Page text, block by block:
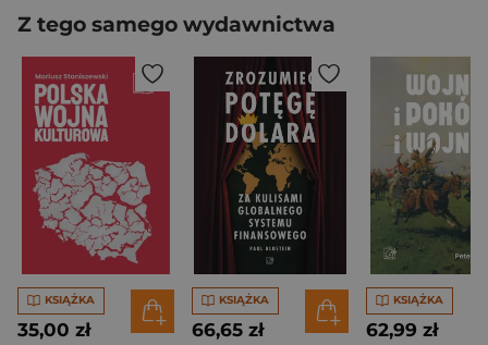
Z tego samego wydawnictwa
KSIĄŻKA
35,00 zł
KSIĄŻKA
66,65 zł
KSIĄŻKA
62,99 zł